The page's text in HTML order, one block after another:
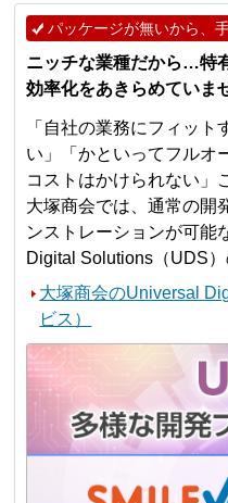
パッケージが無いから、
ニッチな業種だから…
効率化をあきらめていま
「自社の業務にフィッ
い」「かといってフルオ
コストはかけられない」
大塚商会では、通常の開
ンストレーションが可能
Digital Solutions（UDS）
大塚商会のUniversal
ビス）